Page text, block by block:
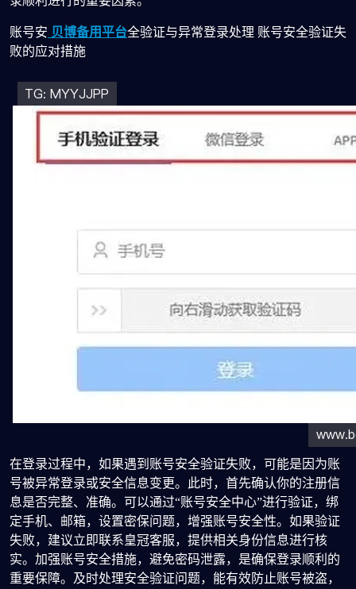
账号安 贝博备用平台全验证与异常登录处理 账号安全验证失
败的应对措施
在登录过程中，如果遇到账号安全验证失败，可能是因为账
号被异常登录或安全信息变更。此时，首先确认你的注册信
息是否完整、准确。可以通过“账号安全中心”进行验证，绑
定手机、邮箱，设置密保问题，增强账号安全性。如果验证
失败，建议立即联系皇冠客服，提供相关身份信息进行核
实。加强账号安全措施，避免密码泄露，是确保登录顺利的
重要保障。及时处理安全验证问题，能有效防止账号被盗，